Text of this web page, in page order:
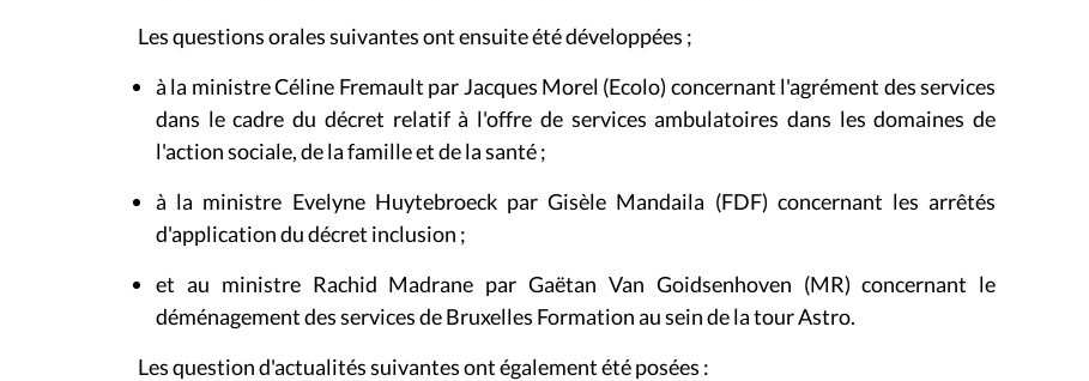
Les questions orales suivantes ont ensuite été développées ;
à la ministre Céline Fremault par Jacques Morel (Ecolo) concernant l'agrément des services
dans le cadre du décret relatif à l'offre de services ambulatoires dans les domaines de
l'action sociale, de la famille et de la santé ;
à la ministre Evelyne Huytebroeck par Gisèle Mandaila (FDF) concernant les arrêtés
d'application du décret inclusion ;
et au ministre Rachid Madrane par Gaëtan Van Goidsenhoven (MR)concernant le
déménagement des services de Bruxelles Formation au sein de la tour Astro.
Les question d'actualités suivantes ont également été posées :